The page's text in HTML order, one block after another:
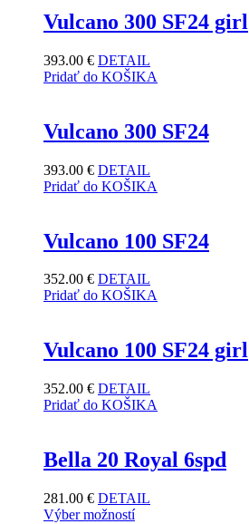
Vulcano 300 SF24 girl
393.00 € DETAIL
Pridať do KOŠIKA
Vulcano 300 SF24
393.00 € DETAIL
Pridať do KOŠIKA
Vulcano 100 SF24
352.00 € DETAIL
Pridať do KOŠIKA
Vulcano 100 SF24 girl
352.00 € DETAIL
Pridať do KOŠIKA
Bella 20 Royal 6spd
281.00 € DETAIL
Výber možností